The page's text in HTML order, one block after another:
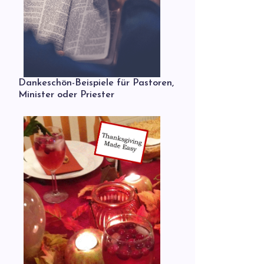
Dankeschön-Beispiele für Pastoren,
Minister oder Priester